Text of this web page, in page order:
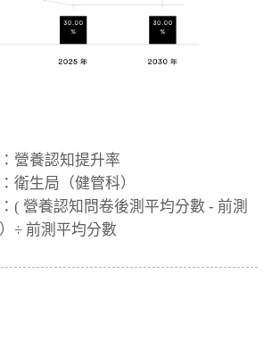
營養認知提升率
衛生局（健管科）
( 營養認知問卷後測平均分數 - 前測
÷ 前測平均分數